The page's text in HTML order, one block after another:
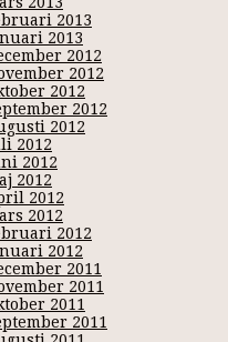
2013
2013
2012
2012
2012
2012
2012
2012
2012
2012
2012
2012
2012
2012
2011
2011
2011
2011